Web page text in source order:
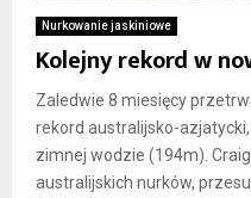
Nurkowanie jaskiniowe
Kolejny rekord w
Zaledwie 8 miesięcy
rekord australijsko-
zimnej wodzie (194m).
australijskich nurków,